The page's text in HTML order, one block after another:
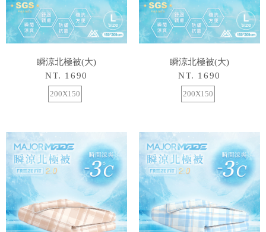
瞬涼北極被(大)
NT. 1690
200X150
瞬涼北極被(大)
NT. 1690
200X150